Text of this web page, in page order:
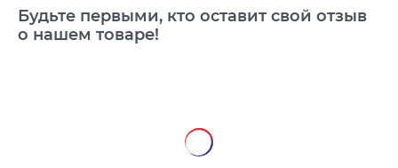
Будьте первыми, кто оставит свой отзыв
о нашем товаре!